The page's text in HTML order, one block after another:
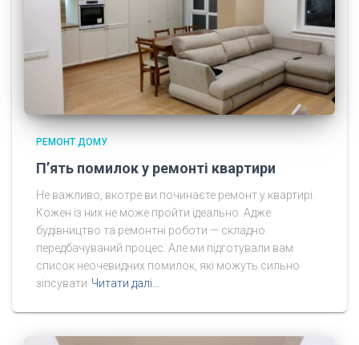
РЕМОНТ ДОМУ
П’ять помилок у ремонті квартири
Не важливо, вкотре ви починаєте ремонт у квартирі.
Кожен із них не може пройти ідеально. Адже
будівництво та ремонтні роботи — складно
передбачуваний процес. Але ми підготували вам
список неочевидних помилок, які можуть сильно
зіпсувати Читати далі…